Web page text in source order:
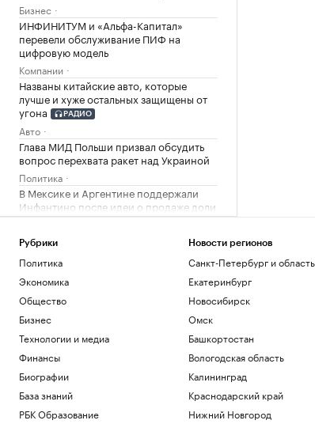
Бизнес
ИНФИНИТУМ и «Альфа-Капитал»
перевели обслуживание ПИФ на
цифровую модель
Компании
Названы китайские авто, которые
лучше и хуже остальных защищены от
угона
РАДИО
Авто
Глава МИД Польши призвал обсудить
вопрос перехвата ракет над Украиной
Политика
В Мексике и Аргентине поддержали
Инфантино после идеи о продаже доли
ЧМ
Спорт
«Тактическая нищета»: как бизнес
имитирует нехватку денег ради выгоды
Образование
Lamoda расширяет инструменты
поддержки российских дизайнерских
брендов
Компании
Рубрики
Политика
Экономика
Общество
Бизнес
Технологии и медиа
Финансы
Биографии
База знаний
РБК Образование
Новости регионов
Санкт-Петербург и область
Екатеринбург
Новосибирск
Омск
Башкортостан
Вологодская область
Калининград
Краснодарский край
Нижний Новгород